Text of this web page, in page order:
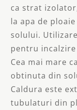
ca strat
la apa de
solului.
pentru
Cea mai mare
obtinuta din
Caldura este
tubulaturi din